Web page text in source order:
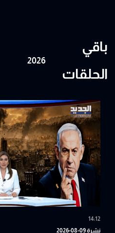
باقي
الحلقات
14:12
نشرة 09-08-2026